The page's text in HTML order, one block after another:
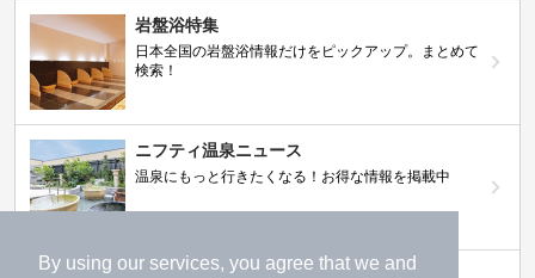
By using our services, you agree that we and
岩盤浴特集
日本全国の岩盤浴情報だけをピックアップ。まとめて
検索！
ニフティ温泉ニュース
温泉にもっと行きたくなる！お得な情報を掲載中